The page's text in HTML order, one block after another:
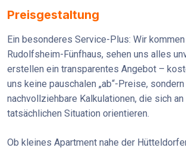
Preisgestaltung
Ein besonderes Service-Plus: Wir kommen
Rudolfsheim-Fünfhaus, sehen uns alles
erstellen ein transparentes Angebot –
uns keine pauschalen „ab“-Preise,
nachvollziehbare Kalkulationen, die sich an
tatsächlichen Situation orientieren.
Ob kleines Apartment nahe der